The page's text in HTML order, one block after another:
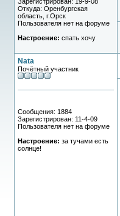
Откуда: Оренбургская
область, г.Орск
Пользователя нет на форуме
Настроение: спать хочу
Nata
Почётный участник
Сообщения: 1884
Зарегистрирован: 11-4-09
Пользователя нет на форуме
Настроение: за тучами есть
солнце!